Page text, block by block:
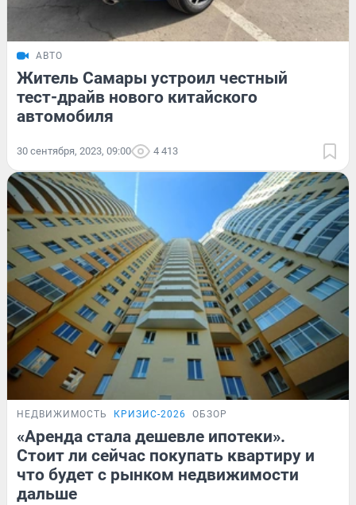
АВТО
Житель Самары устроил честный
тест-драйв нового китайского
автомобиля
30 сентября, 2023, 09:00 4 413
НЕДВИЖИМОСТЬ КРИЗИС-2026 ОБЗОР
«Аренда стала дешевле ипотеки».
Стоит ли сейчас покупать квартиру и
что будет с рынком недвижимости
дальше